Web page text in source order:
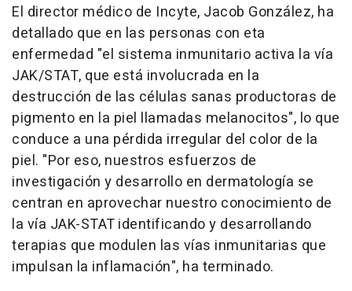
El director médico de Incyte, Jacob González, ha
detallado que en las personas con eta
enfermedad "el sistema inmunitario activa la vía
JAK/STAT, que está involucrada en la
destrucción de las células sanas productoras de
pigmento en la piel llamadas melanocitos", lo que
conduce a una pérdida irregular del color de la
piel. "Por eso, nuestros esfuerzos de
investigación y desarrollo en dermatología se
centran en aprovechar nuestro conocimiento de
la vía JAK-STAT identificando y desarrollando
terapias que modulen las vías inmunitarias que
impulsan la inflamación", ha terminado.